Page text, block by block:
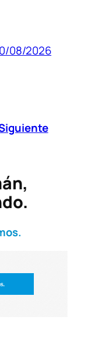
08/2026